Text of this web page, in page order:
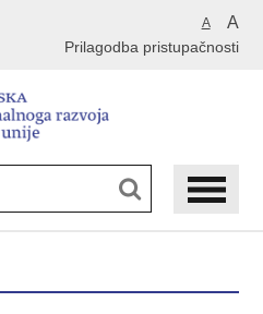
A A
Prilagodba pristupačnosti